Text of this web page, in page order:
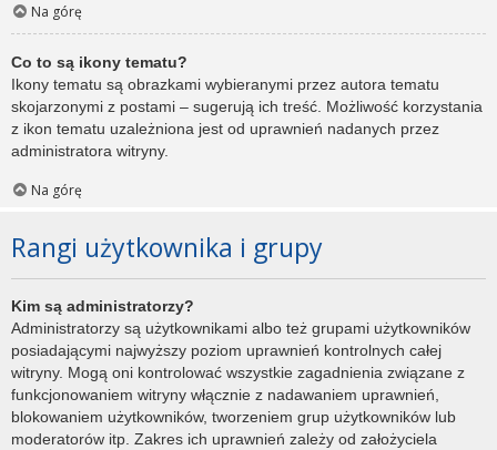
Na górę
Co to są ikony tematu?
Ikony tematu są obrazkami wybieranymi przez autora tematu
skojarzonymi z postami – sugerują ich treść. Możliwość korzystania
z ikon tematu uzależniona jest od uprawnień nadanych przez
administratora witryny.
Na górę
Rangi użytkownika i grupy
Kim są administratorzy?
Administratorzy są użytkownikami albo też grupami użytkowników
posiadającymi najwyższy poziom uprawnień kontrolnych całej
witryny. Mogą oni kontrolować wszystkie zagadnienia związane z
funkcjonowaniem witryny włącznie z nadawaniem uprawnień,
blokowaniem użytkowników, tworzeniem grup użytkowników lub
moderatorów itp. Zakres ich uprawnień zależy od założyciela